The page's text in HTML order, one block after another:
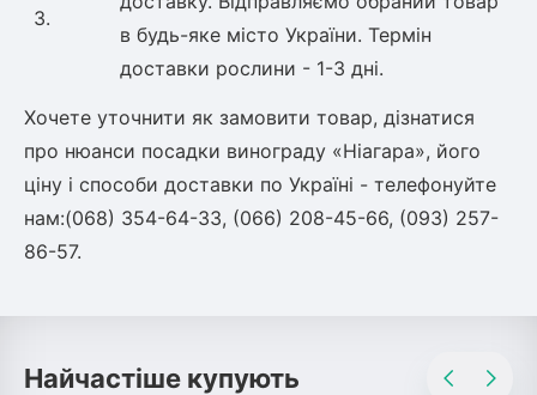
3.
в будь-яке місто України. Термін
доставки рослини - 1-3 дні.
Хочете уточнити як замовити товар, дізнатися
про нюанси посадки винограду «Ніагара», його
ціну і способи доставки по Україні - телефонуйте
нам:(068) 354-64-33, (066) 208-45-66, (093) 257-
86-57.
Найчастіше купують